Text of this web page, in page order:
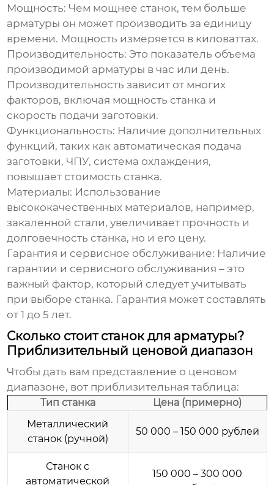
Мощность: Чем мощнее станок, тем больше
арматуры он может производить за единицу
времени. Мощность измеряется в киловаттах.
Производительность: Это показатель объема
производимой арматуры в час или день.
Производительность зависит от многих
факторов, включая мощность станка и
скорость подачи заготовки.
Функциональность: Наличие дополнительных
функций, таких как автоматическая подача
заготовки, ЧПУ, система охлаждения,
повышает стоимость станка.
Материалы: Использование
высококачественных материалов, например,
закаленной стали, увеличивает прочность и
долговечность станка, но и его цену.
Гарантия и сервисное обслуживание: Наличие
гарантии и сервисного обслуживания – это
важный фактор, который следует учитывать
при выборе станка. Гарантия может составлять
от 1 до 5 лет.
Сколько стоит станок для арматуры?
Приблизительный ценовой диапазон
Чтобы дать вам представление о ценовом
диапазоне, вот приблизительная таблица:
Тип станка
Цена (примерно)
Металлический
станок (ручной)
50 000 – 150 000 рублей
Станок с
автоматической
150 000 – 300 000